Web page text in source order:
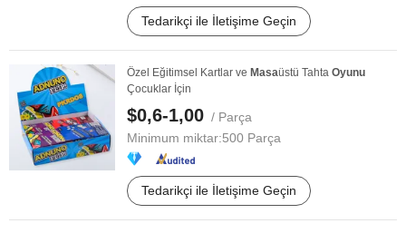
Tedarikçi ile İletişime Geçin
Özel Eğitimsel Kartlar ve Masaüstü Tahta Oyunu
Çocuklar İçin
$0,6-1,00 / Parça
Minimum miktar:500 Parça
Tedarikçi ile İletişime Geçin